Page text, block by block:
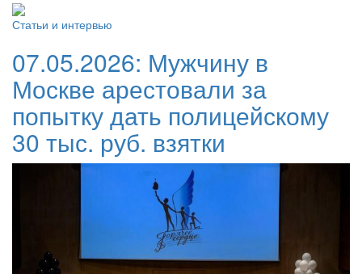
Статьи и интервью
07.05.2026: Мужчину в
Москве арестовали за
попытку дать полицейскому
30 тыс. руб. взятки